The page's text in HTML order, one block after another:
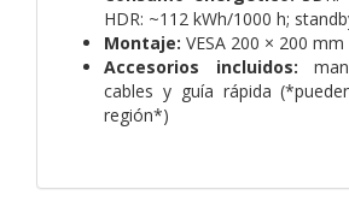
HDR: ~112 kWh/1000 h;
Montaje: VESA 200 × 200 mm
Accesorios incluidos:
cables y guía rápida
región*)